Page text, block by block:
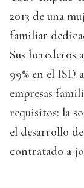
2013 de una
familiar
Sus
99% en el ISD
empresas
requisitos: la
el desarrollo
contratado a